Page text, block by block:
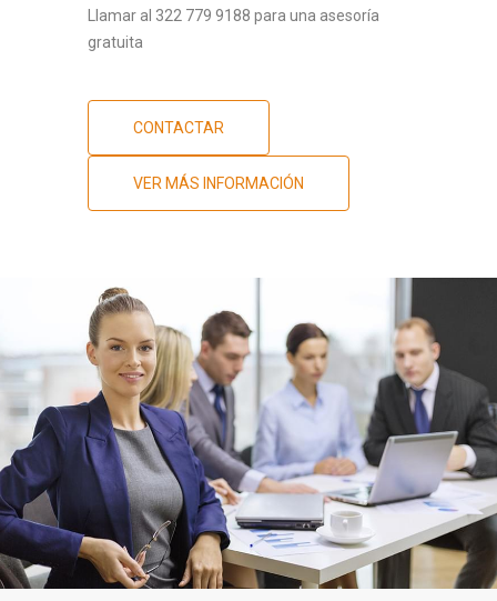
Llamar al 322 779 9188 para una asesoría
gratuita
CONTACTAR
VER MÁS INFORMACIÓN